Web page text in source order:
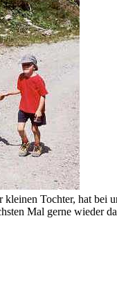
Tochter, hat bei
Mal gerne wieder